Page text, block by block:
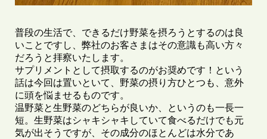
普段の生活で、できるだけ野菜を摂ろうとするのは良
いことですし、弊社のお客さまはその意識も高い方々
だろうと拝察いたします。
サプリメントとして摂取するのがお奨めです！という
話は今回は置いといて、野菜の摂り方ひとつも、意外
に頭を悩ませるものです。
温野菜と生野菜のどちらが良いか、というのも一長一
短。生野菜はシャキシャキしていて食べるだけでも元
気が出そうですが、その成分のほとんどは水分であ